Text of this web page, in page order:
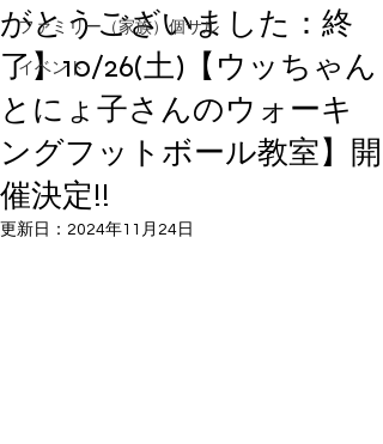
ファミリー（家族）個サル
イベント
がとうございました：終
了】10/26(土)【ウッちゃん
とにょ子さんのウォーキ
ングフットボール教室】開
催決定!!
更新日： 2024年11月24日